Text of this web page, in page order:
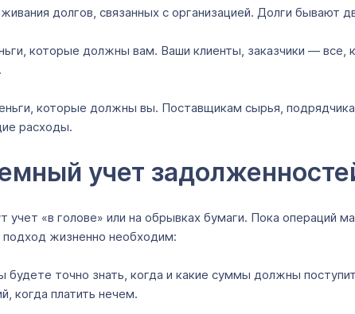
долгов, связанных с организацией. Долги бывают
которые должны вам. Ваши клиенты, заказчики — все,
которые должны вы. Поставщикам сырья,
расходы.
учет
«в голове» или на обрывках бумаги. Пока
жизненно необходим:
точно знать, когда и какие суммы должны
когда платить нечем.